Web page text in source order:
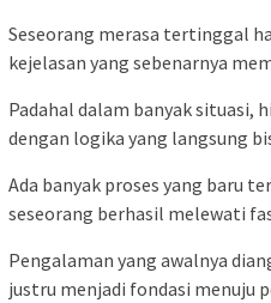
Seseorang merasa tertinggal
kejelasan yang sebenarnya
Padahal dalam banyak situasi,
dengan logika yang langsung
Ada banyak proses yang baru
seseorang berhasil melewati
Pengalaman yang awalnya
justru menjadi fondasi menuju